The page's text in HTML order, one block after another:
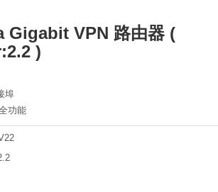
Gigabit VPN 路由器 (
)
埠
功能